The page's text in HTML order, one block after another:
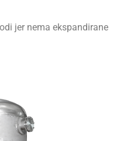
jer nema ekspandirane